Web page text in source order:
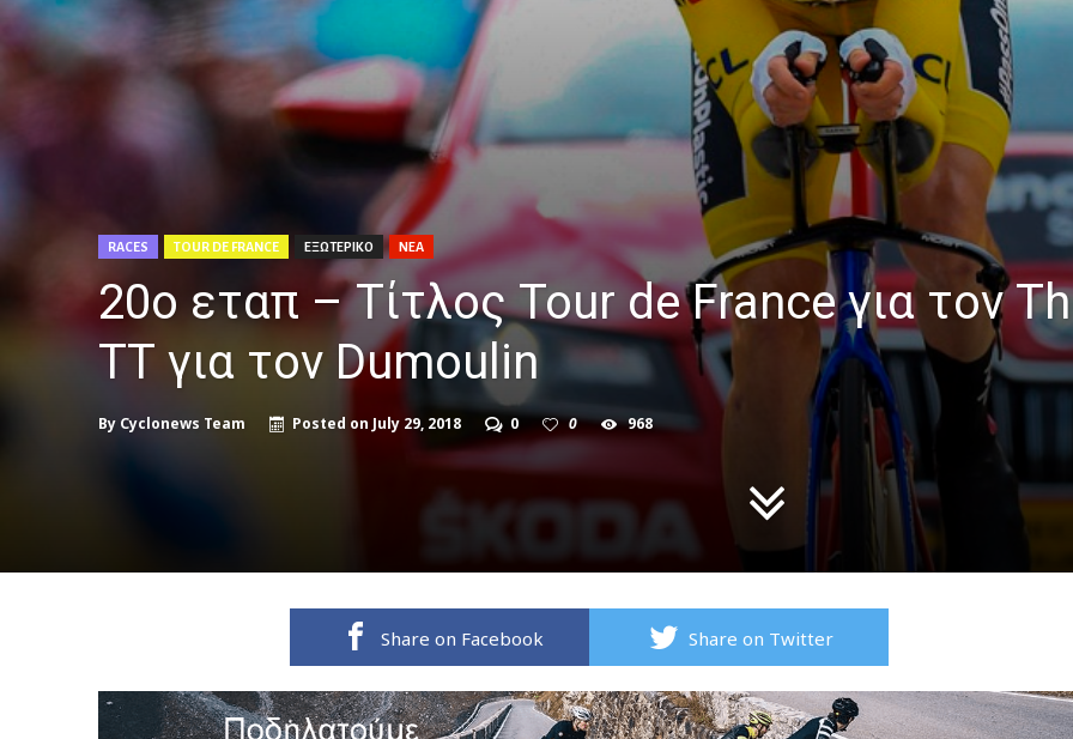
RACES TOUR DE FRANCE ΕΞΩΤΕΡΙΚΟ ΝΕΑ
20ο εταπ – Τίτλος Tour de France για τον
ΤΤ για τον Dumoulin
By Cyclonews Team Posted on July 29, 2018 0 0 968
Share on Facebook Share on Twitter